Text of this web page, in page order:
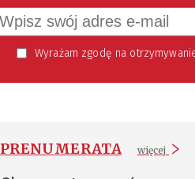
Wyrażam zgodę na otrzymywanie informacji handlowej kierowanej do mnie za pomocą środków komunikacji elektronicznej w szczególności poczty elektronicznej
PRENUMERATA więcej